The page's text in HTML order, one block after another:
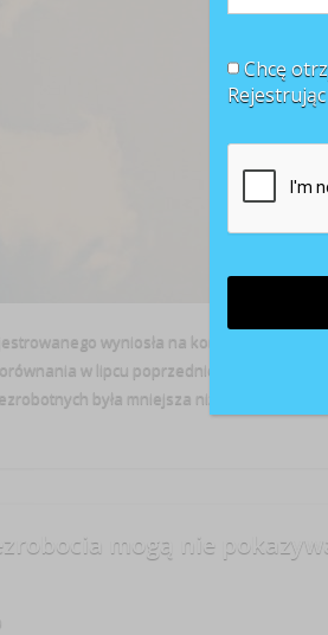
wyniosła na koniec lipca 12,3%,
w lipcu poprzedniego roku
była mniejsza niż w ...
mogą nie
Chcę